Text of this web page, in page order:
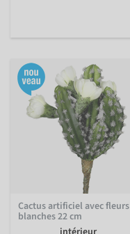
Cactus artificiel avec fleurs
blanches 22 cm